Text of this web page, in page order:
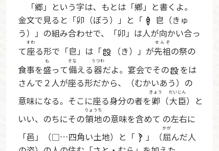
「郷」という字は、もとは「鄕」と書くよ。
金文で見ると「卯（ぼう）」と「
皀（きゅ
う）」の組み合わせで、「卯」は人が向かい合っ
て座
すわ
る形で「皀」は「 （き）」が先祖
せんぞ
の祭の
食事を盛
も
って備
そな
える器
うつわ
だよ。宴会でその
をは
さんで２人が座る形だから、（むかいあう）の
意味になる。そこに座る身分の者を卿
きょう
（大臣
だいじん
）と
いい、のちにその領地
りょうち
の意味を含めて の左右に
「邑」（□…四角い土地）と「
」（屈
かが
んだ人